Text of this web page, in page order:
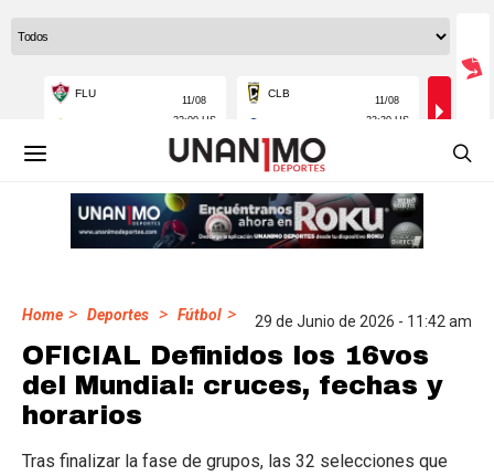
Home > Deportes > Fútbol > 29 de Junio de 2026 - 11:42 am
OFICIAL Definidos los 16vos
del Mundial: cruces, fechas y
horarios
Tras finalizar la fase de grupos, las 32 selecciones que